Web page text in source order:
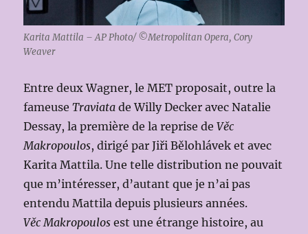
Karita Mattila – AP Photo/ ©Metropolitan Opera, Cory
Weaver
Entre deux Wagner, le MET proposait, outre la
fameuseTraviata de Willy Decker avec Natalie
Dessay, la première de la reprise deVěc
Makropoulos, dirigé par Jiři Bělohlávek et avec
Karita Mattila. Une telle distribution ne pouvait
que m’intéresser, d’autant que je n’ai pas
entendu Mattila depuis plusieurs années.
Věc Makropoulos est une étrange histoire, au